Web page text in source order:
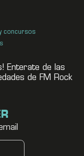
concursos
Enterate de las
de FM Rock